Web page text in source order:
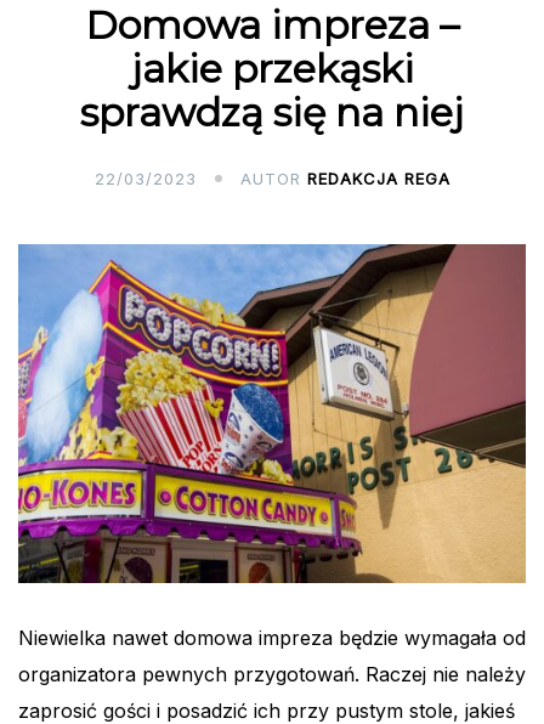
Domowa impreza –
jakie przekąski
sprawdzą się na niej
22/03/2023 AUTOR REDAKCJA REGA
Niewielka nawet domowa impreza będzie wymagała od
organizatora pewnych przygotowań. Raczej nie należy
zaprosić gości i posadzić ich przy pustym stole, jakieś